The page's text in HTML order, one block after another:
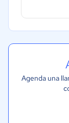
Agenda una